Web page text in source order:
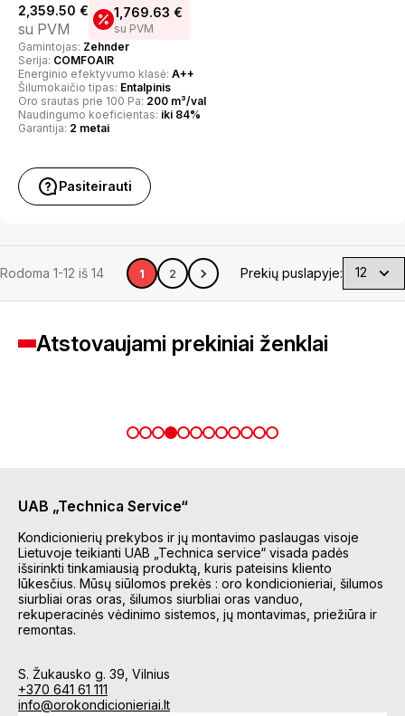
2,359.50 €
su PVM
1,769.63 €
su PVM
Gamintojas: Zehnder
Serija: COMFOAIR
Energinio efektyvumo klasė: A++
Šilumokaičio tipas: Entalpinis
Oro srautas prie 100 Pa: 200 m³/val
Naudingumo koeficientas: iki 84%
Garantija: 2 metai
Pasiteirauti
Rodoma 1-12 iš 14 1 2 Prekių puslapyje:
Atstovaujami prekiniai ženklai
UAB „Technica Service“
Kondicionierių prekybos ir jų montavimo paslaugas visoje
Lietuvoje teikianti UAB „Technica service“ visada padės
išsirinkti tinkamiausią produktą, kuris pateisins kliento
lūkesčius. Mūsų siūlomos prekės : oro kondicionieriai, šilumos
remontas.